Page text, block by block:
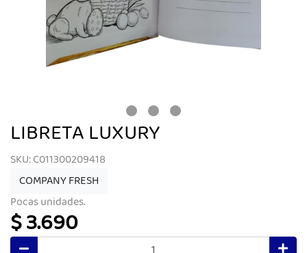
LIBRETA LUXURY
SKU: C011300209418
COMPANY FRESH
Pocas unidades.
$ 3.690